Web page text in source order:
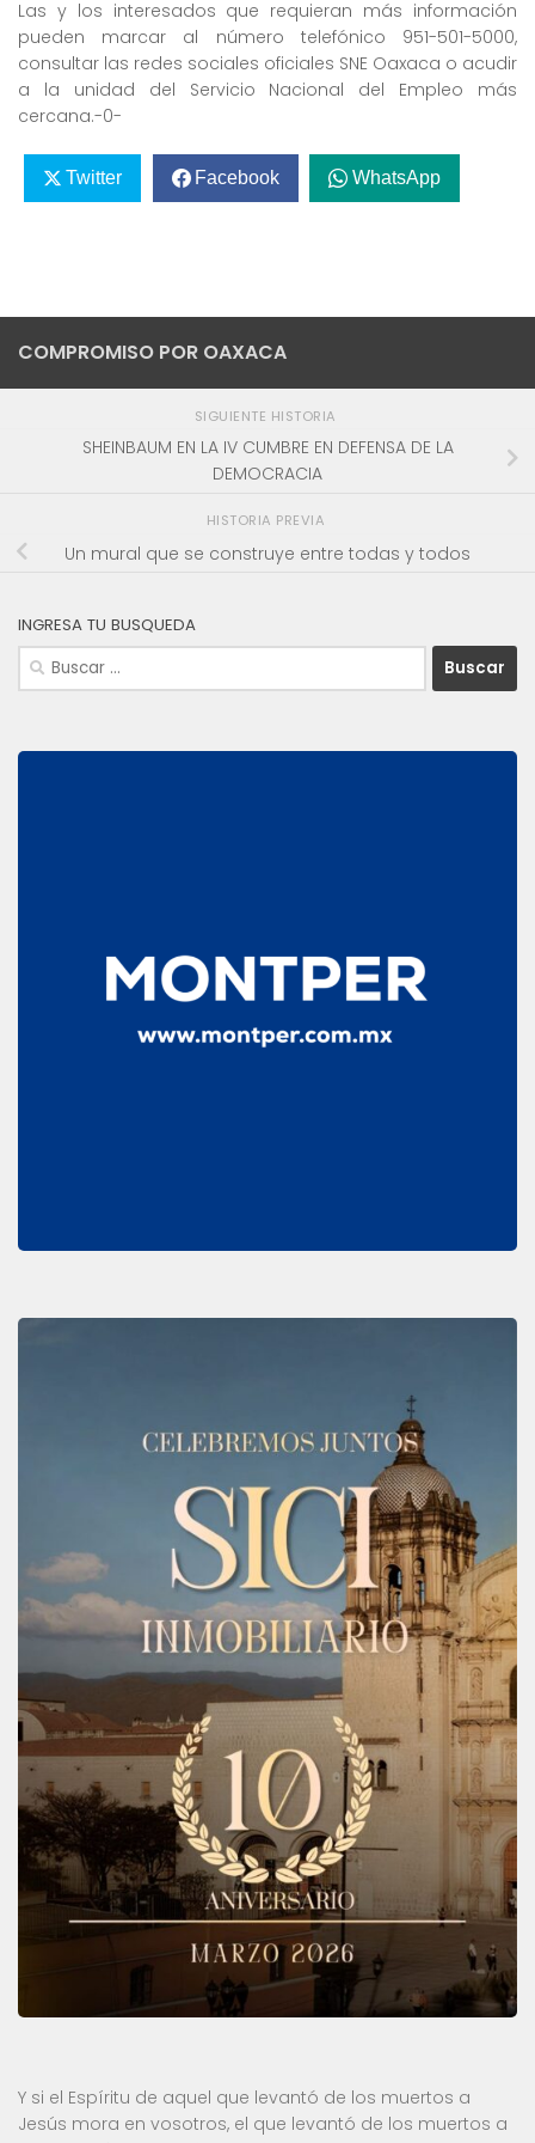
Las y los interesados que requieran más información
pueden marcar al número telefónico 951-501-5000,
consultar las redes sociales oficiales SNE Oaxaca o acudir
a la unidad del Servicio Nacional del Empleo más
cercana.-0-
Twitter Facebook WhatsApp
COMPROMISO POR OAXACA
SIGUIENTE HISTORIA
SHEINBAUM EN LA IV CUMBRE EN DEFENSA DE LA
DEMOCRACIA
HISTORIA PREVIA
Un mural que se construye entre todas y todos
INGRESA TU BUSQUEDA
Buscar:
Y si el Espíritu de aquel que levantó de los muertos a
Jesús mora en vosotros, el que levantó de los muertos a